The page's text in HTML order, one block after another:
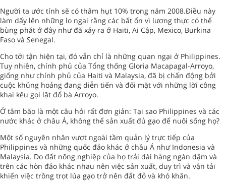
Người ta ước tính sẽ có thâm hụt 10% trong năm 2008.Điều này
làm dấy lên những lo ngại rằng các bất ổn vì lương thực có thể
bùng phát ở đây như đã xảy ra ở Haiti, Ai Cập, Mexico, Burkina
Faso và Senegal.
Cho tới tận hiện tại, đó vẫn chỉ là những quan ngại ở Philippines.
Tuy nhiên, chính phủ của Tổng thống Gloria Macapagal-Arroyo,
giống như chính phủ của Haiti và Malaysia, đã bị chấn động bởi
cuộc khủng hoảng đang diễn tiến và đối mặt với những lời công
khai kêu gọi lật đổ bà Arroyo.
Ở tâm bão là một câu hỏi rất đơn giản: Tại sao Philippines và các
nước khác ở châu Á, không thể sản xuất đủ gạo để nuôi sống họ?
Một số nguyên nhân vượt ngoài tầm quản lý trực tiếp của
Philippines và những quốc đảo khác ở châu Á như Indonesia và
Malaysia. Do đất nông nghiệp của họ trải dài hàng ngàn dặm và
trên các hòn đảo khác nhau nên việc sản xuất, duy trì và vận tải
khiến việc trồng trọt lúa gạo trở nên đắt đỏ và khó khăn.